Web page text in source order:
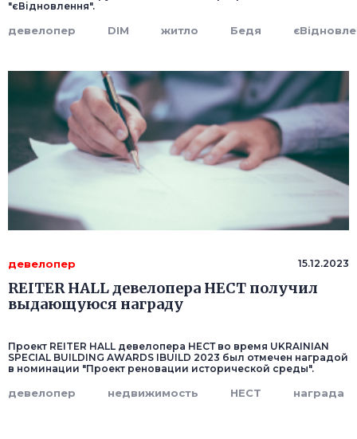
"єВідновлення".
девелопер DIM житло Бедя
девелопер 15.12.2023
REITER HALL девелопера НЕСТ получил
выдающуюся награду
Проект REITER HALL девелопера НЕСТ во время UKRAINIAN
SPECIAL BUILDING AWARDS IBUILD 2023 был отмечен наградой
в номинации "Проект реновации исторической среды".
девелопер недвижимость НЕСТ награда